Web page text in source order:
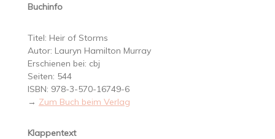
Buchinfo
Titel: Heir of Storms
Autor: Lauryn Hamilton Murray
Erschienen bei: cbj
Seiten: 544
ISBN: 978-3-570-16749-6
→ Zum Buch beim Verlag
Klappentext